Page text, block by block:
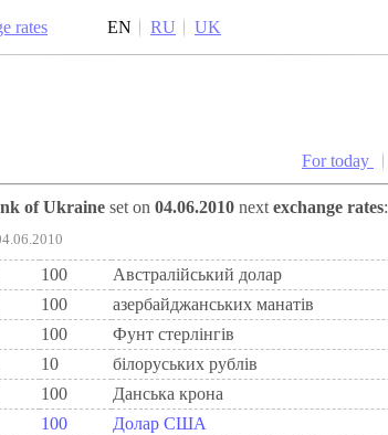
rates EN RU UK
For today
of Ukraine set on 04.06.2010 next exchange rates:
100 Австралійський долар
100 азербайджанських манатів
100 Фунт стерлінгів
10 білоруських рублів
100 Данська крона
100 Долар США